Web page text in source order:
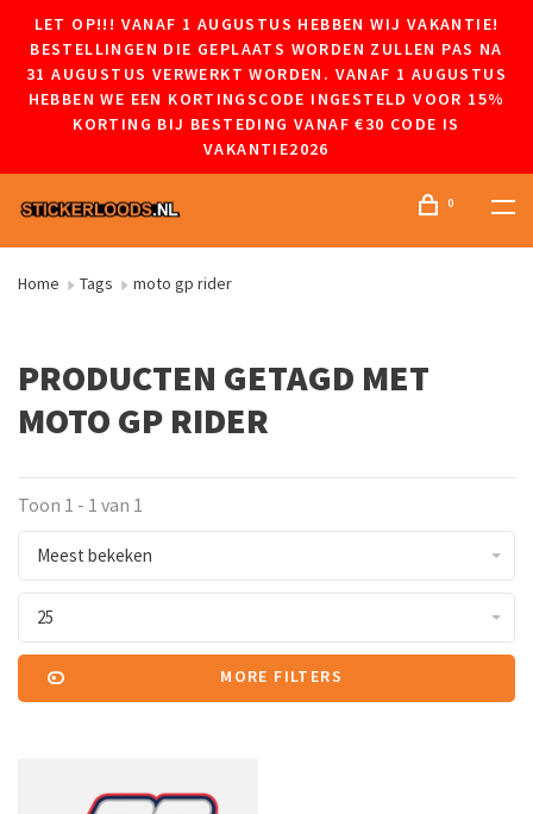
LET OP!!! VANAF 1 AUGUSTUS HEBBEN WIJ VAKANTIE!
BESTELLINGEN DIE GEPLAATS WORDEN ZULLEN PAS NA
31 AUGUSTUS VERWERKT WORDEN. VANAF 1 AUGUSTUS
HEBBEN WE EEN KORTINGSCODE INGESTELD VOOR 15%
KORTING BIJ BESTEDING VANAF €30 CODE IS
VAKANTIE2026
0
Home Tags moto gp rider
PRODUCTEN GETAGD MET
MOTO GP RIDER
Toon 1 - 1 van 1
Meest bekeken
25
MORE FILTERS